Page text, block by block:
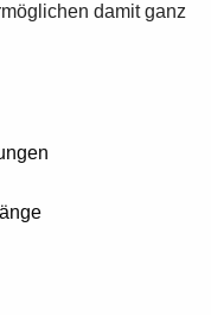
damit ganz